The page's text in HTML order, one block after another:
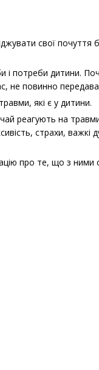
свої почуття
і потреби дитини.
не повинно
які є у дитини.
реагують на
страхи, важкі
про те, що з ними